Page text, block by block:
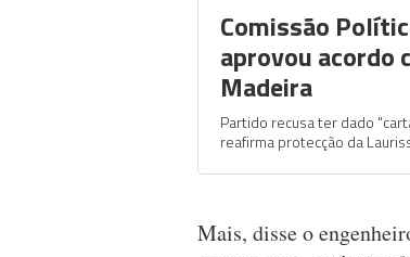
Comissão
aprovou acordo
Madeira
Partido recusa ter dado
reafirma protecção da
Mais, disse o